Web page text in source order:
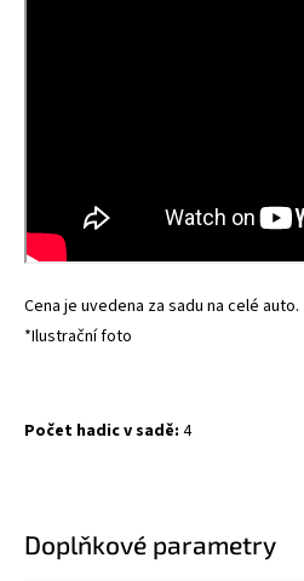
Cena je uvedena za sadu na celé auto.
*Ilustrační foto
Počet hadic v sadě: 4
Doplňkové parametry